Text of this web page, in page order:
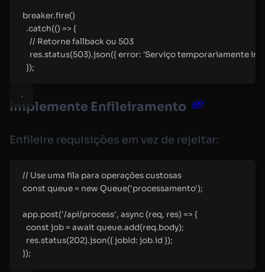
breaker.fire()
.catch(() => {
// Retorne fallback ou 503
res.status(503).json({ error: 'Serviço temporariamente
});
Implemente Enfileiramento
Enfileire requisições em vez de rejeitar:
// Use uma fila para operações custosas
const queue = new Queue('processamento');
app.post('/api/process', async (req, res) => {
const job = await queue.add(req.body);
res.status(202).json({ jobId: job.id });
});